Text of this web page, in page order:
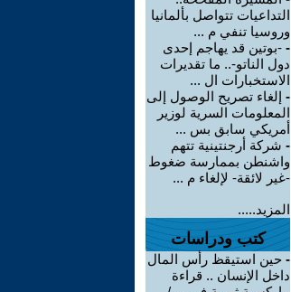
التداعيات تتواصل بألمانيا
وروسيا تنفي م ...
- -بوتين قد يهاجم إحدى
دول الناتو-.. ما تقديرات
الاستخبارات ال ...
- إلغاء تصريح الوصول إلى
المعلومات السرية لوزير
أمريكي سابق بس ...
- شركة أرجنتينية تتهم
واشنطن بممارسة ضغوط
-غير لائقة- لإلغاء م ...
المزيد.....
كتب ودراسات
- حين استيقظ رأس المال
داخل الإنسان .. قراءة